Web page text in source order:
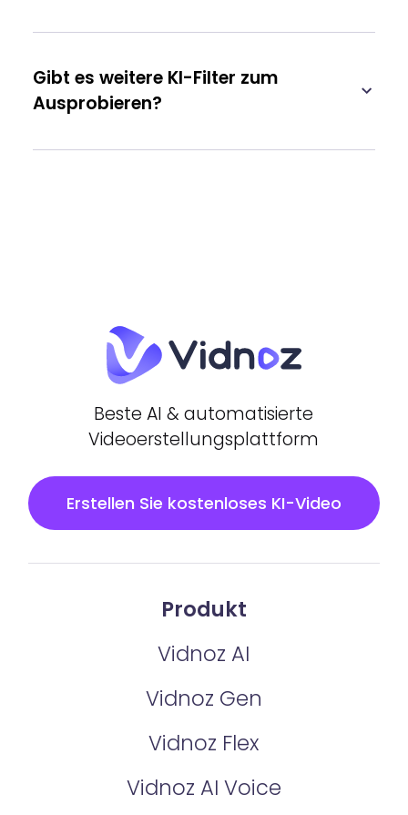
Gibt es weitere KI-Filter zum
Ausprobieren?
Beste AI & automatisierte
Videoerstellungsplattform
Erstellen Sie kostenloses KI-Video
Produkt
Vidnoz AI
Vidnoz Gen
Vidnoz Flex
Vidnoz AI Voice